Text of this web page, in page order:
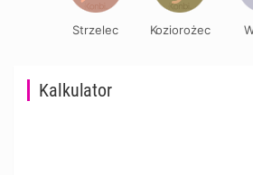
Kalkulator
Strzelec Koziorożec